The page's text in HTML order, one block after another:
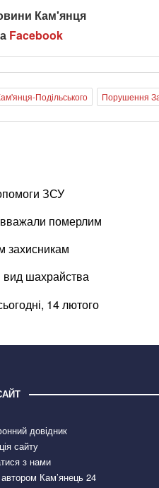
Кам'янця
Facebook
Подільського Порушення
ЗСУ
вважали померлим
захисникам
вид шахрайства
14 лютого
довідник
сайту
з нами
Кам’янець 24